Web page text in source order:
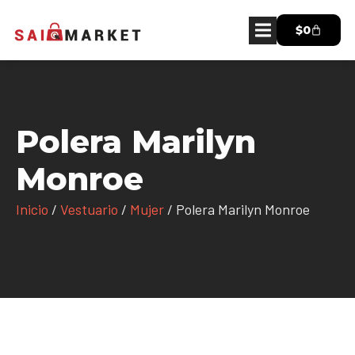
$0
Polera Marilyn
Monroe
Inicio / Vestuario / Mujer / Polera Marilyn Monroe